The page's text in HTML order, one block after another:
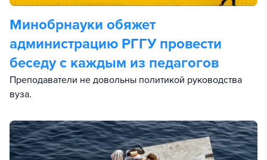
Минобрнауки обяжет
администрацию РГГУ провести
беседу с каждым из педагогов
Преподаватели не довольны политикой руководства
вуза.